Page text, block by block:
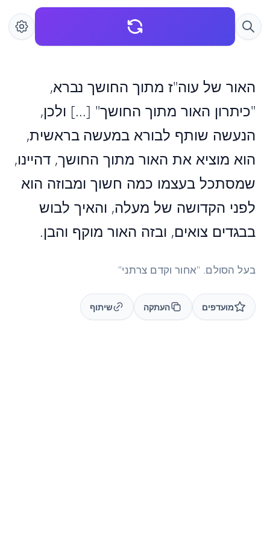
האור של עוה"ז מתוך החושך נברא,
"כיתרון האור מתוך החושך" [...] ולכן,
הנעשה שותף לבורא במעשה בראשית,
הוא מוציא את האור מתוך החושך, דהיינו,
שמסתכל בעצמו כמה חשוך ומבוזה הוא
לפני הקדושה של מעלה, והאיך לבוש
בבגדים צואים, ובזה האור מוקף והבן.
בעל הסולם. "אחור וקדם צרתני"
מועדפים העתקה שיתוף